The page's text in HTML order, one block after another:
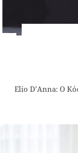
Elio D’Anna: Ο